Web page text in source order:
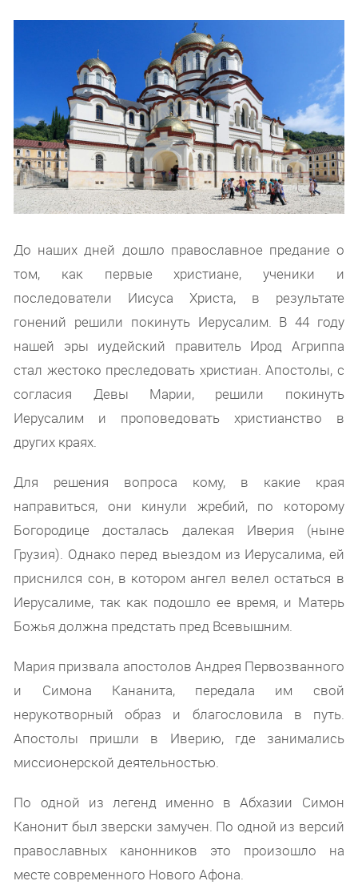
До наших дней дошло православное предание о
том, как первые христиане, ученики и
последователи Иисуса Христа, в результате
гонений решили покинуть Иерусалим. В 44 году
нашей эры иудейский правитель Ирод Агриппа
стал жестоко преследовать христиан. Апостолы, с
согласия Девы Марии, решили покинуть
Иерусалим и проповедовать христианство в
других краях.
Для решения вопроса кому, в какие края
направиться, они кинули жребий, по которому
Богородице досталась далекая Иверия (ныне
Грузия). Однако перед выездом из Иерусалима, ей
приснился сон, в котором ангел велел остаться в
Иерусалиме, так как подошло ее время, и Матерь
Божья должна предстать пред Всевышним.
Мария призвала апостолов Андрея Первозванного
и Симона Кананита, передала им свой
нерукотворный образ и благословила в путь.
Апостолы пришли в Иверию, где занимались
миссионерской деятельностью.
По одной из легенд именно в Абхазии Симон
Канонит был зверски замучен. По одной из версий
православных канонников это произошло на
месте современного Нового Афона.